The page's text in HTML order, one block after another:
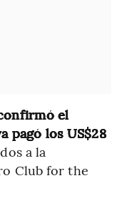
el
pagó los US$28
a la
Club for the